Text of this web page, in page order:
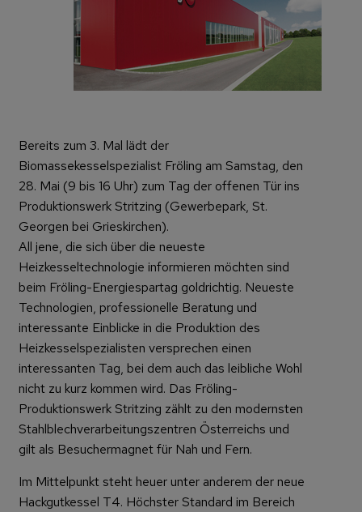
Bereits zum 3. Mal lädt der
Biomassekesselspezialist Fröling am Samstag, den
28. Mai (9 bis 16 Uhr) zum Tag der offenen Tür ins
Produktionswerk Stritzing (Gewerbepark, St.
Georgen bei Grieskirchen).
All jene, die sich über die neueste
Heizkesseltechnologie informieren möchten sind
beim Fröling-Energiespartag goldrichtig. Neueste
Technologien, professionelle Beratung und
interessante Einblicke in die Produktion des
Heizkesselspezialisten versprechen einen
interessanten Tag, bei dem auch das leibliche Wohl
nicht zu kurz kommen wird. Das Fröling-
Produktionswerk Stritzing zählt zu den modernsten
Stahlblechverarbeitungszentren Österreichs und
gilt als Besuchermagnet für Nah und Fern.
Im Mittelpunkt steht heuer unter anderem der neue
Hackgutkessel T4. Höchster Standard im Bereich